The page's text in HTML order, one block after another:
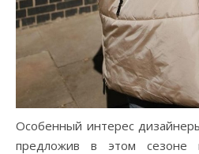
Особенный интерес
предложив в этом сезоне